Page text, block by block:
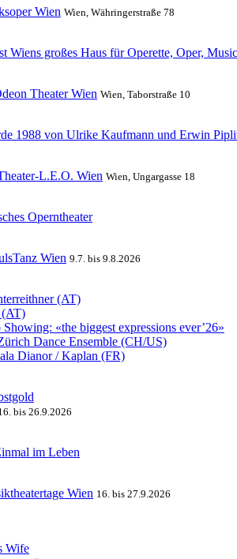
Wien Wien, Währingerstraße 78
Wiens großes Haus für Operette, Oper,
Theater Wien Wien, Taborstraße 10
1988 von Ulrike Kaufmann und Erwin
L.E.O. Wien Wien, Ungargasse 18
Operntheater
Wien 9.7. bis 9.8.2026
(AT)
(AT)
«the biggest expressions ever’26»
Dance Ensemble (CH/US)
Dianor / Kaplan (FR)
bis 26.9.2026
im Leben
Wien 16. bis 27.9.2026
Wife